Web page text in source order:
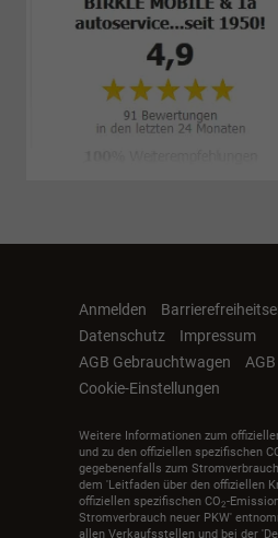
Anmelden
Datenschutz
Impressum
AGB Gebrauchtwagen
Cookie-Einstellungen
Weitere Informationen zum
und zu den offiziellen spezifischen
gegebenenfalls zum
dem 'Leitfaden über den offiziellen
offiziellen spezifischen CO2-
Stromverbrauch neuer PKW'
allen Verkaufsstellen und bei der